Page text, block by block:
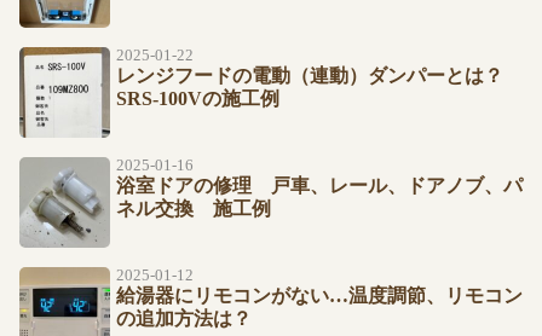
2025-01-22
レンジフードの電動（連動）ダンパーとは？
SRS-100Vの施工例
2025-01-16
浴室ドアの修理 戸車、レール、ドアノブ、パ
ネル交換 施工例
2025-01-12
給湯器にリモコンがない…温度調節、リモコン
の追加方法は？